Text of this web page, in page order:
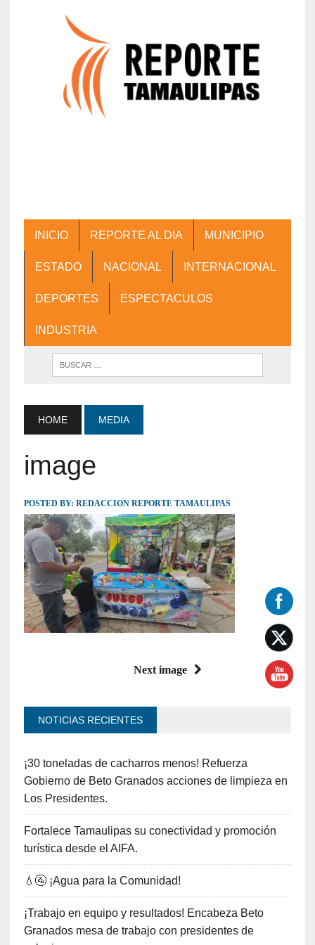
INICIO REPORTE AL DIA MUNICIPIO
ESTADO NACIONAL INTERNACIONAL
DEPORTES ESPECTACULOS
INDUSTRIA
HOME MEDIA
image
POSTED BY: REDACCION REPORTE TAMAULIPAS
Next image
NOTICIAS RECIENTES
¡30 toneladas de cacharros menos! Refuerza
Gobierno de Beto Granados acciones de limpieza en
Los Presidentes.
Fortalece Tamaulipas su conectividad y promoción
turística desde el AIFA.
💧🚰 ¡Agua para la Comunidad!
¡Trabajo en equipo y resultados! Encabeza Beto
Granados mesa de trabajo con presidentes de